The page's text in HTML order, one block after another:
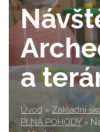
a
Úvod » Základní
PLNÁ POHODY »